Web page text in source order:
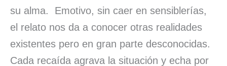
su alma. Emotivo, sin caer en sensiblerías,
el relato nos da a conocer otras realidades
existentes pero en gran parte desconocidas.
Cada recaída agrava la situación y echa por